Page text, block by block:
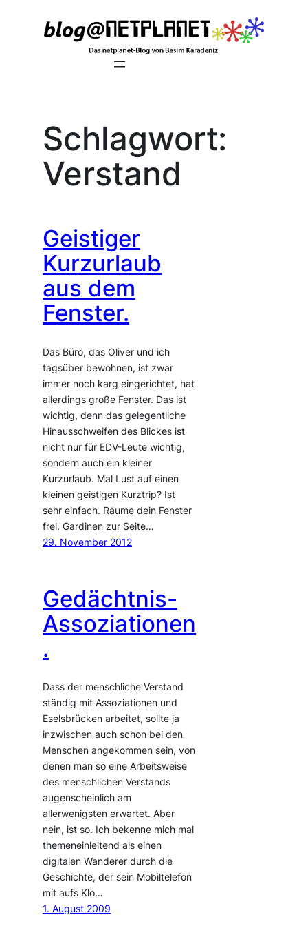
Schlagwort:
Verstand
Geistiger
Kurzurlaub
aus dem
Fenster.
Das Büro, das Oliver und ich
tagsüber bewohnen, ist zwar
immer noch karg eingerichtet, hat
allerdings große Fenster. Das ist
wichtig, denn das gelegentliche
Hinausschweifen des Blickes ist
nicht nur für EDV-Leute wichtig,
sondern auch ein kleiner
Kurzurlaub. Mal Lust auf einen
kleinen geistigen Kurztrip? Ist
sehr einfach. Räume dein Fenster
frei. Gardinen zur Seite…
29. November 2012
Gedächtnis-
Assoziationen
.
Dass der menschliche Verstand
ständig mit Assoziationen und
Eselsbrücken arbeitet, sollte ja
inzwischen auch schon bei den
Menschen angekommen sein, von
denen man so eine Arbeitsweise
des menschlichen Verstands
augenscheinlich am
allerwenigsten erwartet. Aber
nein, ist so. Ich bekenne mich mal
themeneinleitend als einen
digitalen Wanderer durch die
Geschichte, der sein Mobiltelefon
mit aufs Klo…
1. August 2009